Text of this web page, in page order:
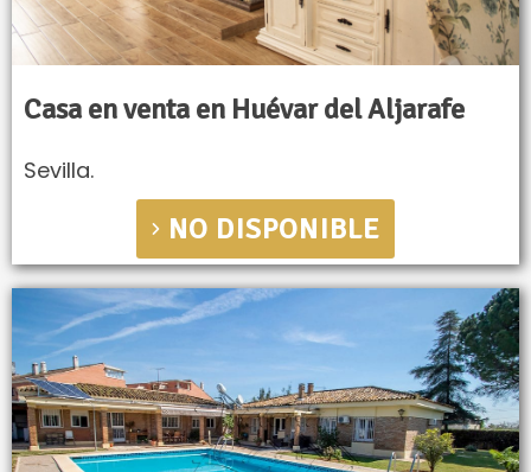
Casa en venta en Huévar del Aljarafe
Sevilla.
NO DISPONIBLE